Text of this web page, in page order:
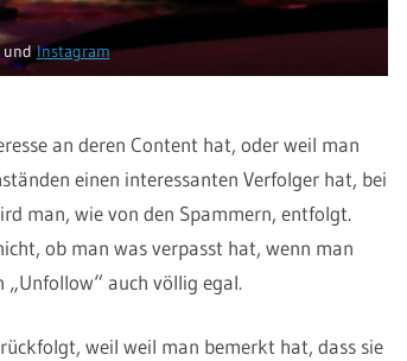
Instagram
an deren Content hat, oder weil man
einen interessanten Verfolger hat, bei
man, wie von den Spammern, entfolgt.
ob man was verpasst hat, wenn man
auch völlig egal.
weil weil man bemerkt hat, dass sie